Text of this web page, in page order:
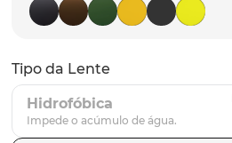
Tipo da Lente
Hidrofóbica
9º parafusos